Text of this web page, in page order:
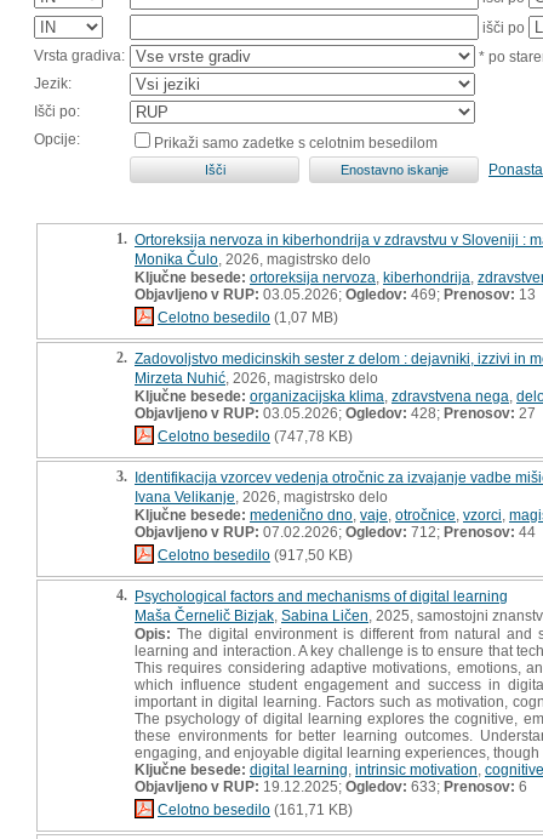
išči po
Vrsta gradiva:
* po
Jezik:
Išči po:
Opcije:
Prikaži samo zadetke s celotnim besedilom
1. Ortoreksija nervoza in kiberhondrija v zdravstvu v Sloveniji :
Monika Čulo , 2026, magistrsko delo
Ključne besede: ortoreksija nervoza kiberhondrija
Objavljeno v RUP: 03.05.2026; Ogledov: 469; Prenosov: 13
Celotno besedilo (1,07 MB)
2. Zadovoljstvo medicinskih sester z delom : dejavniki, izzivi in
Mirzeta Nuhić , 2026, magistrsko delo
Ključne besede: organizacijska klima zdravstvena nega
Objavljeno v RUP: 03.05.2026; Ogledov: 428; Prenosov: 27
Celotno besedilo (747,78 KB)
3. Identifikacija vzorcev vedenja otročnic za izvajanje vadbe
Ivana Velikanje , 2026, magistrsko delo
Ključne besede: medenično dno vaje otročnice vzorci
Objavljeno v RUP: 07.02.2026; Ogledov: 712; Prenosov: 44
Celotno besedilo (917,50 KB)
4. Psychological factors and mechanisms of digital learning
Maša Černelič Bizjak Sabina Ličen , 2025, samostojni
Opis: The digital environment is different from natural
learning and interaction. A key challenge is to ensure that
This requires considering adaptive motivations, emotions,
which influence student engagement and success in
important in digital learning. Factors such as motivation,
The psychology of digital learning explores the cognitive,
these environments for better learning outcomes.
engaging, and enjoyable digital learning experiences,
Ključne besede: digital learning intrinsic motivation
Objavljeno v RUP: 19.12.2025; Ogledov: 633; Prenosov: 6
Celotno besedilo (161,71 KB)